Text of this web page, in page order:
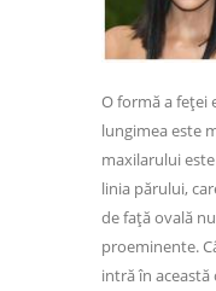
O formă a feței
lungimea este
maxilarului
linia părului,
de față ovală
proeminente.
intră în